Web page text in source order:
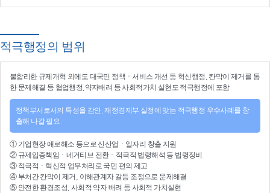
적극행정의 범위
불합리한 규제개혁 외에도 대국민 정책ㆍ서비스 개선 등 혁신행정 , 칸막이 제거를 통
한 문제해결 등 협업행정 ,약자배려 등사회적가치 실현 도 적극행정에 포함
정책부서로서의 특성을 감안, 재정경제부 실정에 맞는 적극행정 우수사례를 창
출해 나갈 필요
① 기업현장 애로해소 등으로 신산업 ㆍ 일자리 창출 지원
② 규제입증책임 ㆍ 네거티브 전환ㆍ적극적 법령해석 등 법령정비
③ 적극적 ㆍ 혁신적 업무처리 로 국민 편의 제고
④ 부처간 칸막이 제거, 이해관계자 갈등 조정으로 문제해결
⑤ 안전한 환경조성, 사회적 약자 배려 등 사회적 가치실현